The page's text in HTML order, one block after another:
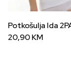
Potkošulja Ida
20,90KM